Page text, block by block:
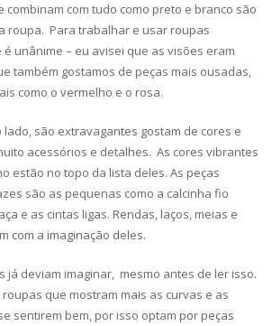
combinam com tudo como preto e branco são
roupa. Para trabalhar e usar roupas
unânime – eu avisei que as visões eram
também gostamos de peças mais ousadas,
como o vermelho e o rosa.
são extravagantes gostam de cores e
acessórios e detalhes. As cores vibrantes
estão no topo da lista deles. As peças
são as pequenas como a calcinha fio
e as cintas ligas. Rendas, laços, meias e
com a imaginação deles.
já deviam imaginar, mesmo antes de ler isso.
que mostram mais as curvas e as
sentirem bem, por isso optam por peças